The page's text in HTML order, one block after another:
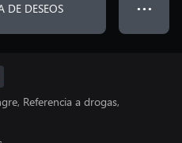
DE DESEOS ● ● ●
Referencia a drogas,